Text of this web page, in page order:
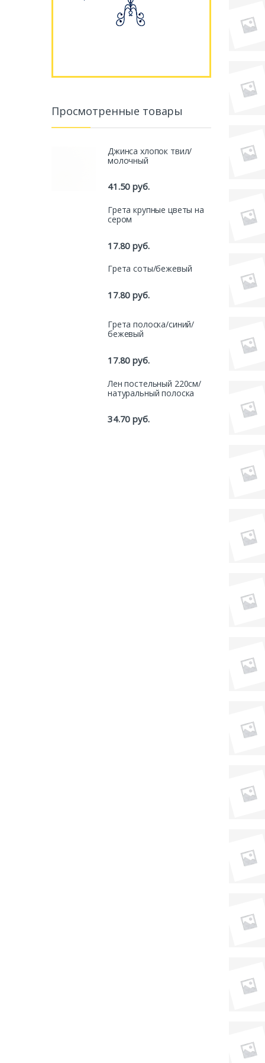
Просмотренные товары
Джинса хлопок твил/
молочный
41.50руб.
Грета крупные цветы на
сером
17.80руб.
Грета соты/бежевый
17.80руб.
Грета полоска/синий/
бежевый
17.80руб.
Лен постельный 220см/
натуральный полоска
34.70руб.